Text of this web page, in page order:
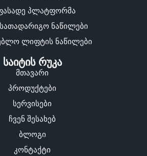
პლატფორმა
სათადარიგო ნაწილები
ლიფტის ნაწილები
საიტის რუკა
მთავარი
პროდუქტები
სერვისები
ჩვენ შესახებ
ბლოგი
კონტაქტი